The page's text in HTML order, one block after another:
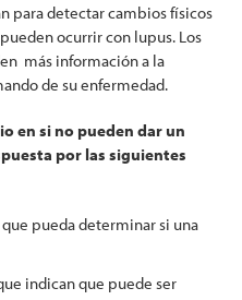
para detectar cambios físicos
ocurrir con lupus. Los
más información a la
de su enfermedad.
en si no pueden dar un
por las siguientes
pueda determinar si una
indican que puede ser